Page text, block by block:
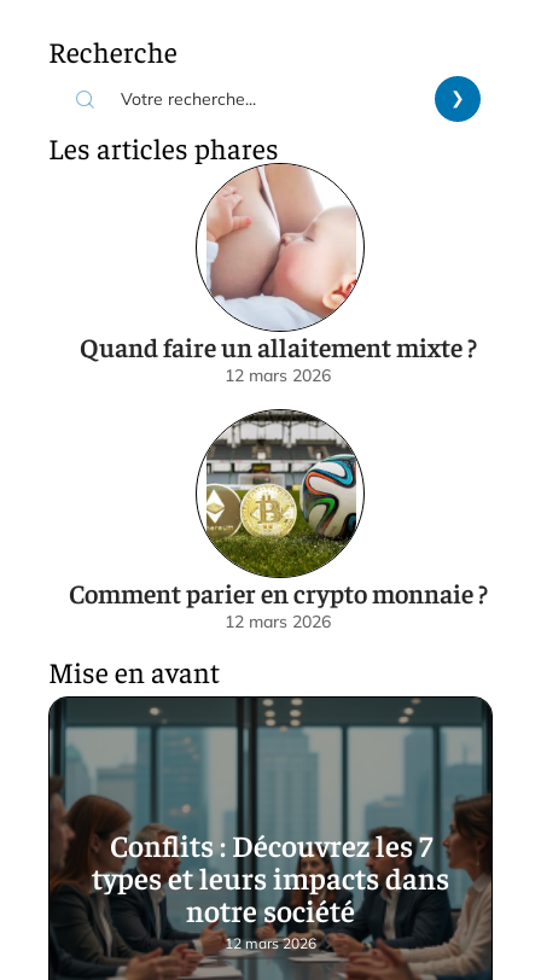
Recherche
Les articles phares
Quand faire un allaitement mixte ?
12 mars 2026
Comment parier en crypto monnaie ?
12 mars 2026
Mise en avant
Conflits : Découvrez les 7
types et leurs impacts dans
notre société
12 mars 2026